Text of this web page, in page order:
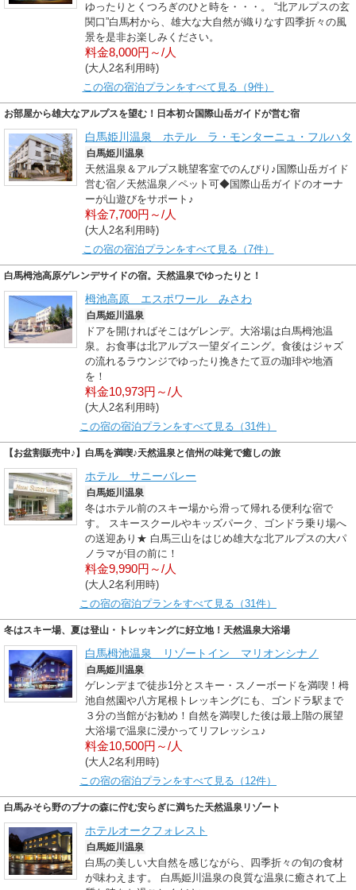
ゆったりとくつろぎのひと時を・・・。 “北アルプスの玄
関口”白馬村から、雄大な大自然が織りなす四季折々の風
景を是非お楽しみください。
料金8,000円～/人
(大人2名利用時)
この宿の宿泊プランをすべて見る（9件）
お部屋から雄大なアルプスを望む！日本初☆国際山岳ガイドが営む宿
白馬姫川温泉 ホテル ラ・モンターニュ・フルハタ
白馬姫川温泉
天然温泉＆アルプス眺望客室でのんびり♪国際山岳ガイド
営む宿／天然温泉／ペット可◆国際山岳ガイドのオーナ
ーが山遊びをサポート♪
料金7,700円～/人
(大人2名利用時)
この宿の宿泊プランをすべて見る（7件）
白馬栂池高原ゲレンデサイドの宿。天然温泉でゆったりと！
栂池高原 エスポワール みさわ
白馬姫川温泉
ドアを開ければそこはゲレンデ。大浴場は白馬栂池温
泉。お食事は北アルプス一望ダイニング。食後はジャズ
の流れるラウンジでゆったり挽きたて豆の珈琲や地酒
を！
料金10,973円～/人
(大人2名利用時)
この宿の宿泊プランをすべて見る（31件）
【お盆割販売中♪】白馬を満喫♪天然温泉と信州の味覚で癒しの旅
ホテル サニーバレー
白馬姫川温泉
冬はホテル前のスキー場から滑って帰れる便利な宿で
す。 スキースクールやキッズパーク、ゴンドラ乗り場へ
の送迎あり★ 白馬三山をはじめ雄大な北アルプスの大パ
ノラマが目の前に！
料金9,990円～/人
(大人2名利用時)
この宿の宿泊プランをすべて見る（31件）
冬はスキー場、夏は登山・トレッキングに好立地！天然温泉大浴場
白馬栂池温泉 リゾートイン マリオンシナノ
白馬姫川温泉
ゲレンデまで徒歩1分とスキー・スノーボードを満喫！栂
池自然園や八方尾根トレッキングにも、ゴンドラ駅まで
３分の当館がお勧め！自然を満喫した後は最上階の展望
大浴場で温泉に浸かってリフレッシュ♪
料金10,500円～/人
(大人2名利用時)
この宿の宿泊プランをすべて見る（12件）
白馬みそら野のブナの森に佇む安らぎに満ちた天然温泉リゾート
ホテルオークフォレスト
白馬姫川温泉
白馬の美しい大自然を感じながら、四季折々の旬の食材
が味わえます。 白馬姫川温泉の良質な温泉に癒されて上